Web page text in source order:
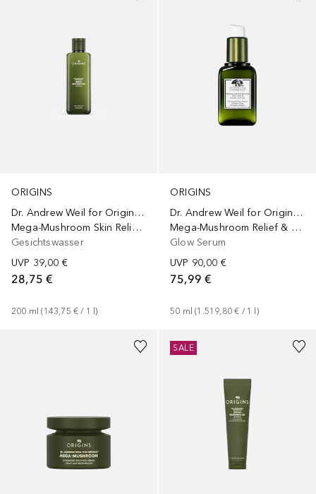
ORIGINS
Dr. Andrew Weil for Origins™
Mega-Mushroom Skin Relief Micellar Cleanser
Gesichtswasser
UVP 39,00 €
28,75 €
200 ml (143,75 € / 1 l)
ORIGINS
Dr. Andrew Weil for Origins™
Mega-Mushroom Relief & Resilience Advanced Face Serum
Glow Serum
UVP 90,00 €
75,99 €
50 ml (1.519,80 € / 1 )
SALE